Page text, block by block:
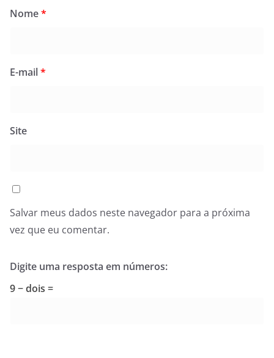
Nome*
E-mail*
Site
Salvar meus dados neste navegador para a próxima
vez que eu comentar.
Digite uma resposta em números:
9 − dois =